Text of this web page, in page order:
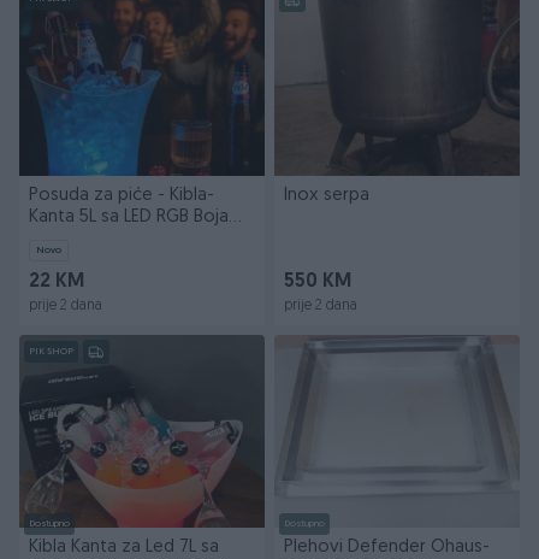
Posuda za piće - Kibla-
Kanta 5L sa LED RGB Bojama
Novo
22 KM
prije 2 dana
Inox serpa
550 KM
prije 2 dana
PIK SHOP
Dostupno
Kibla Kanta za Led 7L sa
Dostupno
Plehovi Defender Ohaus-